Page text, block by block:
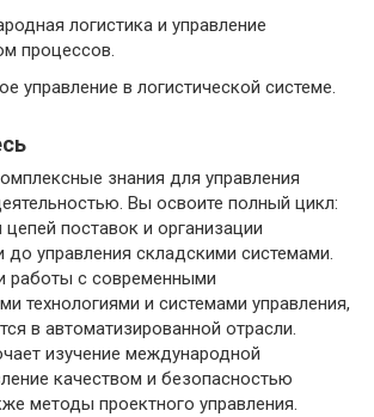
логистика и управление
процессов.
управление в логистической системе.
знания для управления
Вы освоите полный цикл:
цепей поставок и организации
до управления складскими системами.
работы с современными
технологиями и системами управления,
в автоматизированной отрасли.
изучение международной
качеством и безопасностью
методы проектного управления.